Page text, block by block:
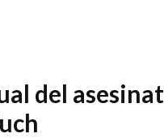
del